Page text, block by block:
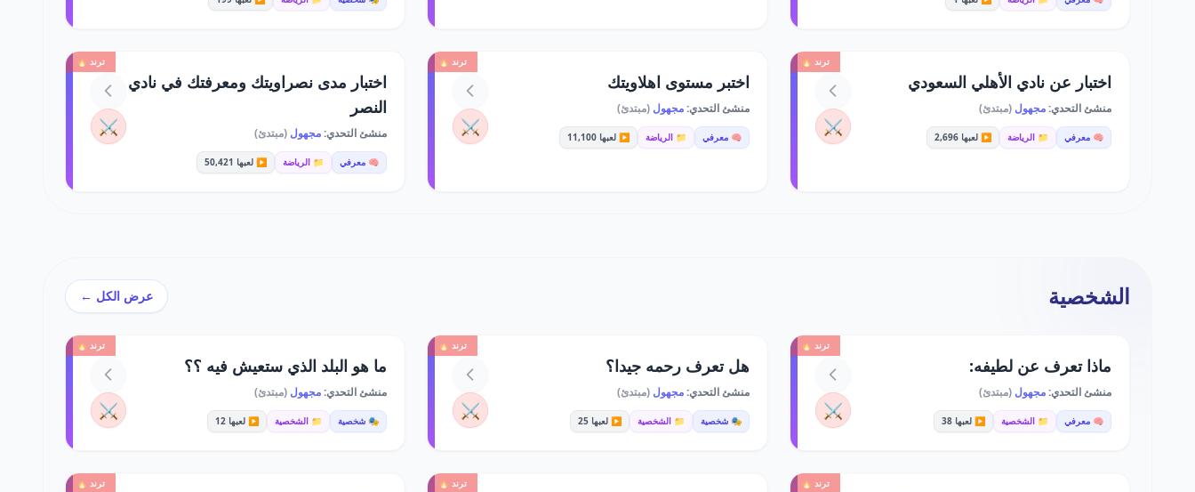
ترند 🔥
اختبار عن نادي الأهلي السعودي
منشئ التحدي:مجهول (مبتدئ)
🧠 معرفي 📁 الرياضة ▶️ لعبها 2,696 ⚔️
ترند 🔥
اختبر مستوى اهلاويتك
منشئ التحدي:مجهول(مبتدئ)
🧠 معرفي 📁 الرياضة ▶️ لعبها 11,100 ⚔️
ترند 🔥
اختبار مدى نصراويتك ومعرفتك في نادي
النصر
منشئ التحدي:مجهول (مبتدئ)
🧠 معرفي 📁 الرياضة ▶️ لعبها 50,421
⚔️
الشخصية عرض الكل ←
ترند 🔥
ماذا تعرف عن لطيفه:
منشئ التحدي:مجهول (مبتدئ)
🧠 معرفي 📁 الشخصية ▶️ لعبها 38 ⚔️
ترند 🔥
هل تعرف رحمه جيدا؟
منشئ التحدي:مجهول(مبتدئ)
🎭 شخصية 📁 الشخصية ▶️ لعبها 25 ⚔️
ترند 🔥
ما هو البلد الذي ستعيش فيه ؟؟
منشئ التحدي:مجهول (مبتدئ)
🎭 شخصية 📁 الشخصية ▶️ لعبها 12 ⚔️
ترند 🔥 ترند 🔥 ترند 🔥